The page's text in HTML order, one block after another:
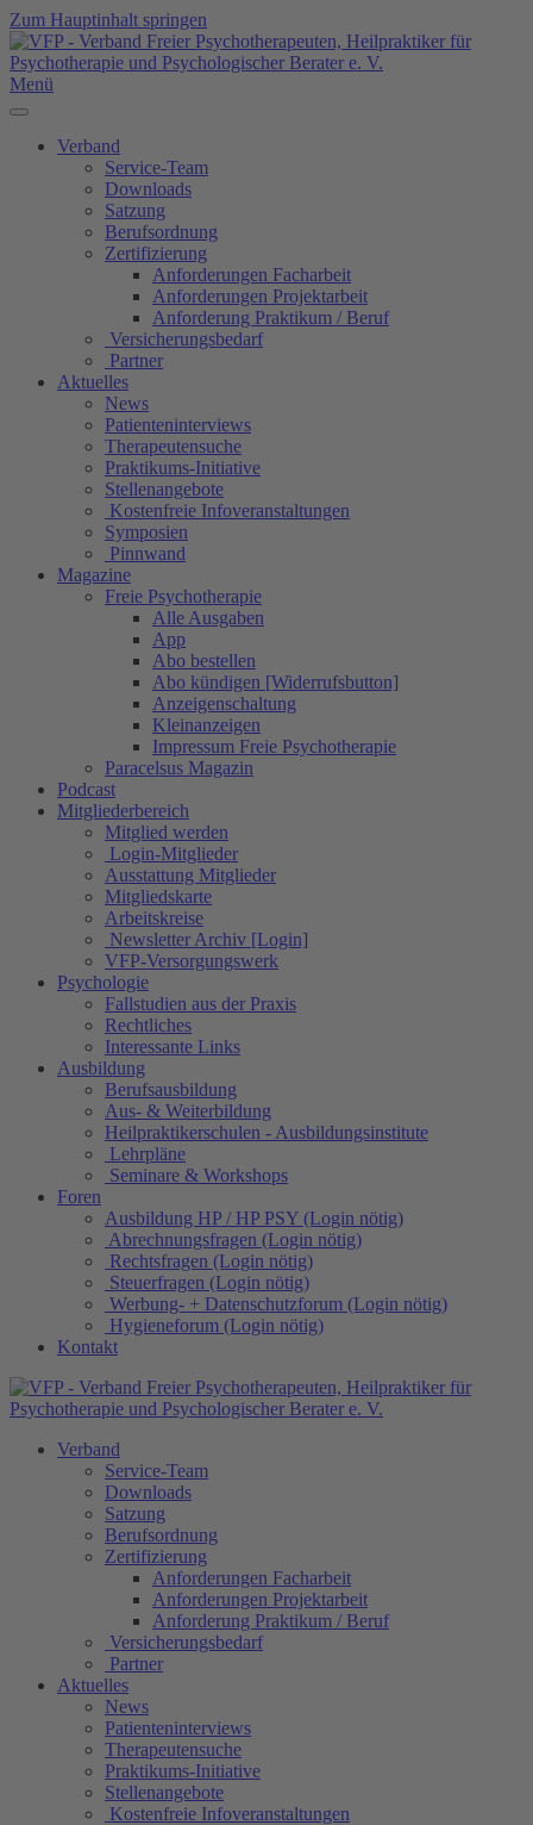
Zum Hauptinhalt springen
Menü
Verband
Service-Team
Downloads
Satzung
Berufsordnung
Zertifizierung
Anforderungen Facharbeit
Anforderungen Projektarbeit
Anforderung Praktikum / Beruf
Versicherungsbedarf
Partner
Aktuelles
News
Patienteninterviews
Therapeutensuche
Praktikums-Initiative
Stellenangebote
Kostenfreie Infoveranstaltungen
Symposien
Pinnwand
Magazine
Freie Psychotherapie
Alle Ausgaben
App
Abo bestellen
Abo kündigen [Widerrufsbutton]
Anzeigenschaltung
Kleinanzeigen
Impressum Freie Psychotherapie
Paracelsus Magazin
Podcast
Mitgliederbereich
Mitglied werden
Login-Mitglieder
Ausstattung Mitglieder
Mitgliedskarte
Arbeitskreise
Newsletter Archiv [Login]
VFP-Versorgungswerk
Psychologie
Fallstudien aus der Praxis
Rechtliches
Interessante Links
Ausbildung
Berufsausbildung
Aus- & Weiterbildung
Heilpraktikerschulen - Ausbildungsinstitute
Lehrpläne
Seminare & Workshops
Foren
Ausbildung HP / HP PSY (Login nötig)
Abrechnungsfragen (Login nötig)
Rechtsfragen (Login nötig)
Steuerfragen (Login nötig)
Werbung- + Datenschutzforum (Login nötig)
Hygieneforum (Login nötig)
Kontakt
Verband
Service-Team
Downloads
Satzung
Berufsordnung
Zertifizierung
Anforderungen Facharbeit
Anforderungen Projektarbeit
Anforderung Praktikum / Beruf
Versicherungsbedarf
Partner
Aktuelles
News
Patienteninterviews
Therapeutensuche
Praktikums-Initiative
Stellenangebote
Kostenfreie Infoveranstaltungen